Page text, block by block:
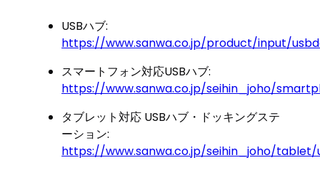
USBハブ:
https://www.sanwa.co.jp/product/input/
スマートフォン対応USBハブ:
https://www.sanwa.co.jp/seihin_joho/
タブレット対応 USBハブ・ドッキングステ
ーション:
https://www.sanwa.co.jp/seihin_joho/tablet/